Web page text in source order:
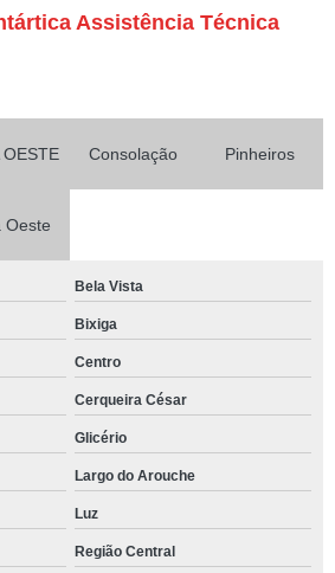
Assistência Técnica
Consolação Pinheiros
Oeste
Bela Vista
Bixiga
Centro
Cerqueira César
Glicério
Largo do Arouche
Luz
Região Central